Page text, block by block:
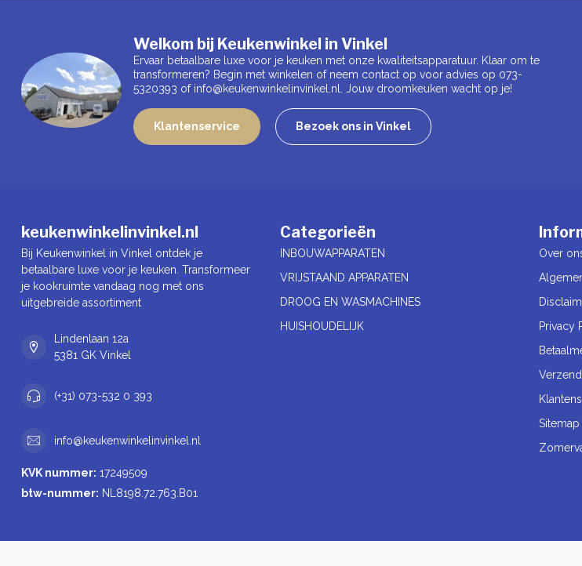
Welkom bij Keukenwinkel in Vinkel
Ervaar betaalbare luxe voor je keuken met onze kwaliteitsapparatuur. Klaar om te
transformeren? Begin met winkelen of neem contact op voor advies op 073-
5320393 of info@keukenwinkelinvinkel.nl . Jouw droomkeuken wacht op je!
Klantenservice Bezoek ons in Vinkel
keukenwinkelinvinkel.nl
Bij Keukenwinkel in Vinkel ontdek je
betaalbare luxe voor je keuken. Transformeer
je kookruimte vandaag nog met ons
uitgebreide assortiment
Lindenlaan 12a
5381 GK Vinkel
(+31) 073-532 0 393
info@keukenwinkelinvinkel.nl
KVK nummer: 17249509
btw-nummer: NL8198.72.763.B01
Categorieën
INBOUWAPPARATEN
VRIJSTAAND APPARATEN
DROOG EN WASMACHINES
HUISHOUDELIJK
Over
Privacy
Sitemap